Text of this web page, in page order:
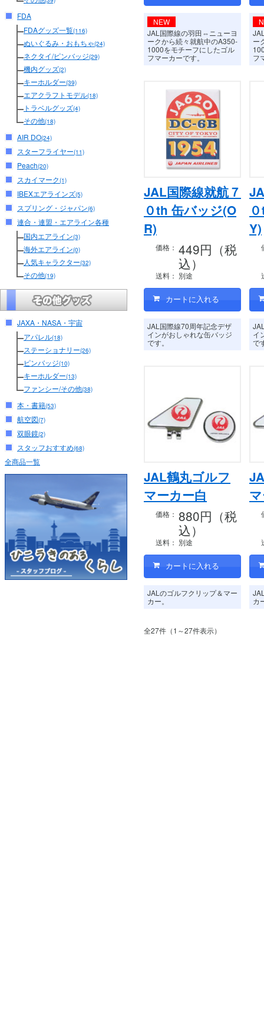
FDA
FDAグッズ一覧(116)
ぬいぐるみ・おもちゃ(24)
ネクタイ/ピンバッジ(29)
機内グッズ(2)
キーホルダー(39)
エアクラフトモデル(18)
トラベルグッズ(4)
その他(18)
AIR DO(24)
スターフライヤー(11)
Peach(20)
スカイマーク(1)
IBEXエアラインズ(5)
スプリング・ジャパン(6)
連合・連盟・エアライン各種
国内エアライン(3)
海外エアライン(0)
人気キャラクター(32)
その他(19)
JAXA・NASA・宇宙
アパレル(18)
ステーショナリー(26)
ピンバッジ(10)
キーホルダー(13)
ファンシー/その他(38)
本・書籍(53)
航空図(7)
双眼鏡(2)
スタッフおすすめ(68)
全商品一覧
NEW
JAL国際線の羽田⇔ニューヨ
ークから続々就航中のA350-
1000をモチーフにしたゴル
フマーカーです。
ー
フ
JAL国際線就航７
０th 缶バッジ(O
R)
価格： 449円（税
込）
送料： 別途
JAL国際線70周年記念デザ
インがおしゃれな缶バッジ
です。
Y)
イ
で
JAL鶴丸ゴルフ
マーカー白
価格： 880円（税
込）
送料： 別途
JALのゴルフクリップ＆マー
カー。
カ
全27件（1～27件表示）